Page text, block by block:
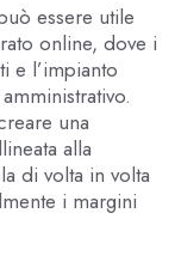
essere utile
online, dove i
e l’impianto
una
alla
di volta in volta
i margini